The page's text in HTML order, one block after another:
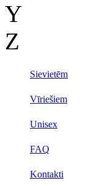
Y
Z
Sievietēm
Vīriešiem
Unisex
FAQ
Kontakti